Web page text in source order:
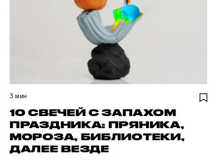
3 мин
10 СВЕЧЕЙ С ЗАПАХОМ
ПРАЗДНИКА: ПРЯНИКА,
МОРОЗА, БИБЛИОТЕКИ,
ДАЛЕЕ ВЕЗДЕ